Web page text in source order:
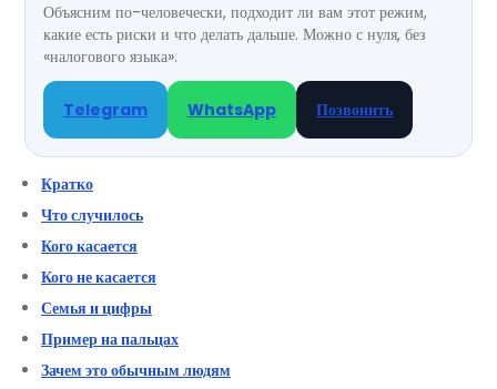
Объясним по-человечески, подходит ли вам этот режим,
какие есть риски и что делать дальше. Можно с нуля, без
«налогового языка».
Telegram WhatsApp Позвонить
Кратко
Что случилось
Кого касается
Кого не касается
Семья и цифры
Пример на пальцах
Зачем это обычным людям